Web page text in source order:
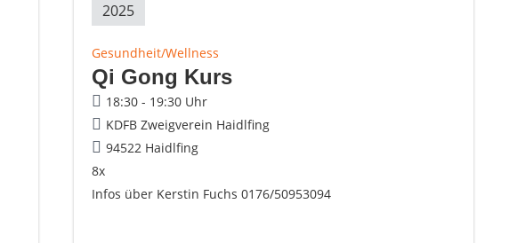
2025
Gesundheit/Wellness
Qi Gong Kurs
18:30 - 19:30 Uhr
KDFB Zweigverein Haidlfing
94522 Haidlfing
8x
Infos über Kerstin Fuchs 0176/50953094